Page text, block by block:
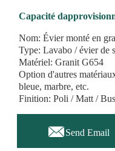
Capacité
Nom: Évier monté en
Type: Lavabo / évier de
Matériel: Granit G654
Option d'autres
bleue, marbre, etc.
Finition: Poli / Matt /
Send Email